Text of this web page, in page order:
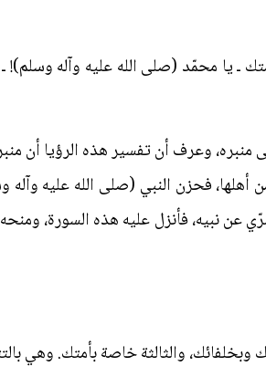
ـ يا محمّد (صلى الله عليه وآله وسلم)!
وعرف أن تفسير هذه الرؤيا أن
فحزن النبي (صلى الله عليه وآله
نبيه، فأنزل عليه هذه السورة، ومنحه
والثالثة خاصة بأمتك. وهي